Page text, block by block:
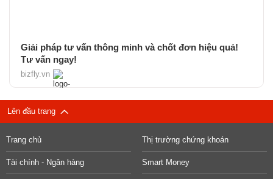
Giải pháp tư vấn thông minh và chốt đơn hiệu quả!
Tư vấn ngay!
bizfly.vn
Lên đầu trang
Trang chủ Thị trường chứng khoán
Tài chính - Ngân hàng Smart Money